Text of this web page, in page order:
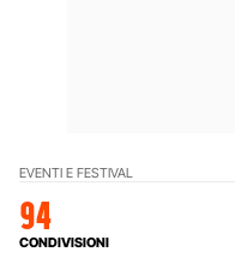
EVENTI E FESTIVAL
94
CONDIVISIONI